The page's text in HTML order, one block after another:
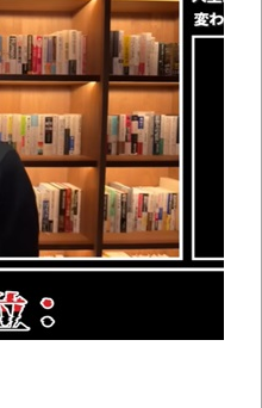
、大誤審で炎上とか
催、オタクの夏の風
大盛況とか 金ローで
本編ノーカット＆地
ギリス酒場「当店で
にします」ぬい活民
小カブトムシ発見